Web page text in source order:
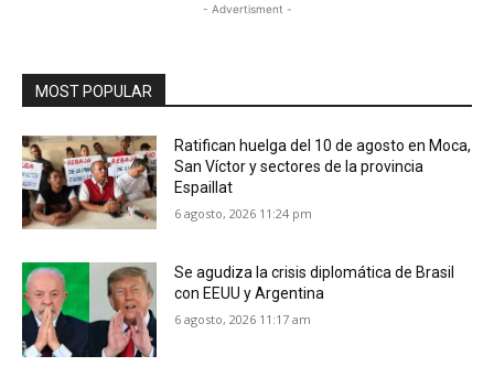
- Advertisment -
MOST POPULAR
Ratifican huelga del 10 de agosto en Moca,
San Víctor y sectores de la provincia
Espaillat
6 agosto, 2026 11:24 pm
Se agudiza la crisis diplomática de Brasil
con EEUU y Argentina
6 agosto, 2026 11:17 am